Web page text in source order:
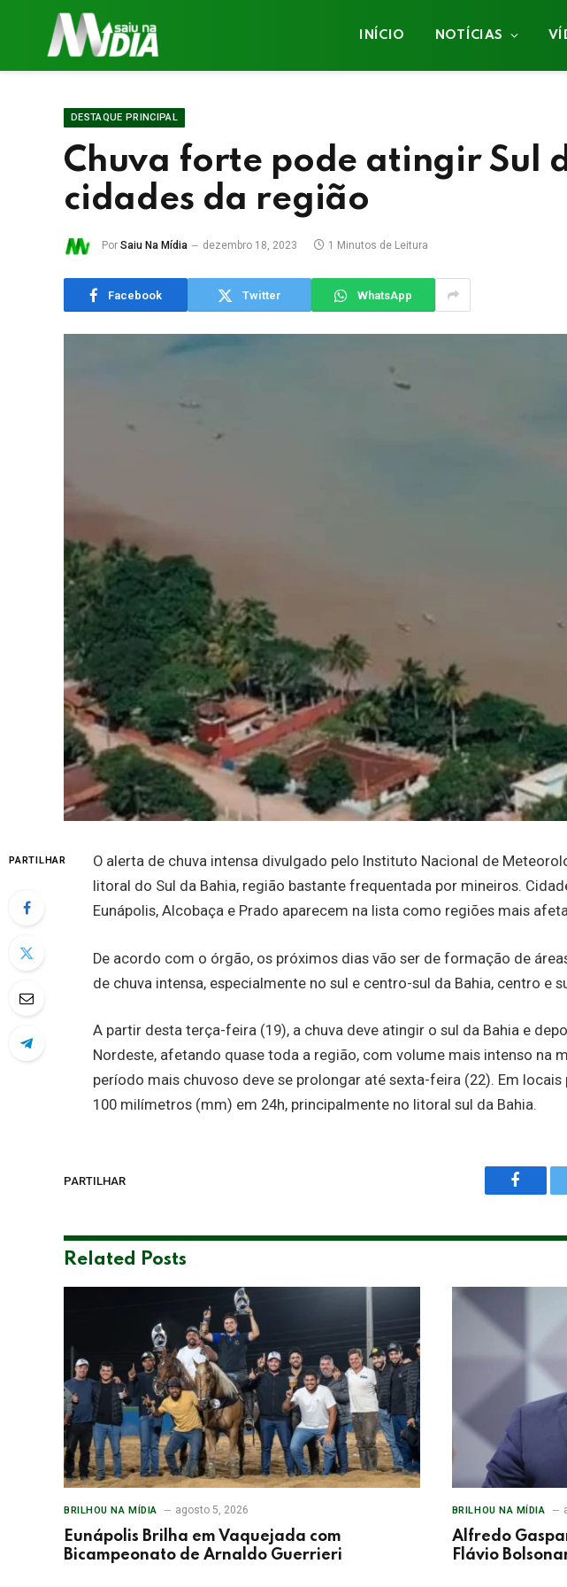
INÍCIO NOTÍCIAS
DESTAQUE PRINCIPAL
Chuva forte pode atingir Sul
cidades da região
Por Saiu Na Mídia dezembro 18, 2023 1 Minutos de Leitura
Facebook Twitter WhatsApp
PARTILHAR
O alerta de chuva intensa divulgado pelo Instituto Nacional de
litoral do Sul da Bahia, região bastante frequentada por mineiros.
Eunápolis, Alcobaça e Prado aparecem na lista como regiões mais
De acordo com o órgão, os próximos dias vão ser de formação de
de chuva intensa, especialmente no sul e centro-sul da Bahia, centro e
A partir desta terça-feira (19), a chuva deve atingir o sul da Bahia e
Nordeste, afetando quase toda a região, com volume mais intenso na
período mais chuvoso deve se prolongar até sexta-feira (22). Em locais
100 milímetros (mm) em 24h, principalmente no litoral sul da Bahia.
PARTILHAR
Related Posts
BRILHOU NA MÍDIA agosto 5, 2026
Eunápolis Brilha em Vaquejada com
Bicampeonato de Arnaldo Guerrieri
BRILHOU NA MÍDIA
Alfredo
Flávio